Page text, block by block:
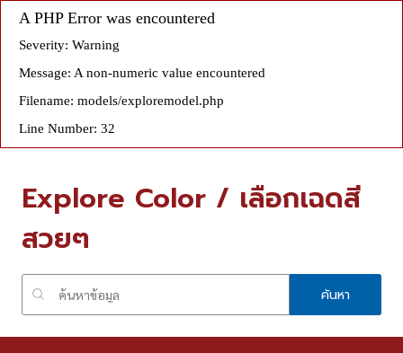
A PHP Error was encountered
Severity: Warning
Message: A non-numeric value encountered
Filename: models/exploremodel.php
Line Number: 32
Explore Color / เลือกเฉดสี
สวยๆ
ค้นหา